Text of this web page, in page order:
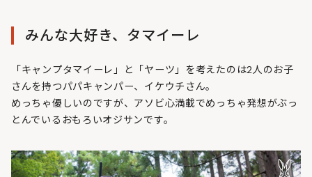
みんな大好き、タマイーレ
「キャンプタマイーレ」と「ヤーツ」を考えたのは2人のお子
さんを持つパパキャンパー、イケウチさん。
めっちゃ優しいのですが、アソビ心満載でめっちゃ発想がぶっ
とんでいるおもろいオジサンです。